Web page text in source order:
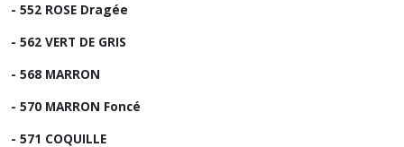
- 552 ROSE Dragée
- 562 VERT DE GRIS
- 568 MARRON
- 570 MARRON Foncé
- 571 COQUILLE